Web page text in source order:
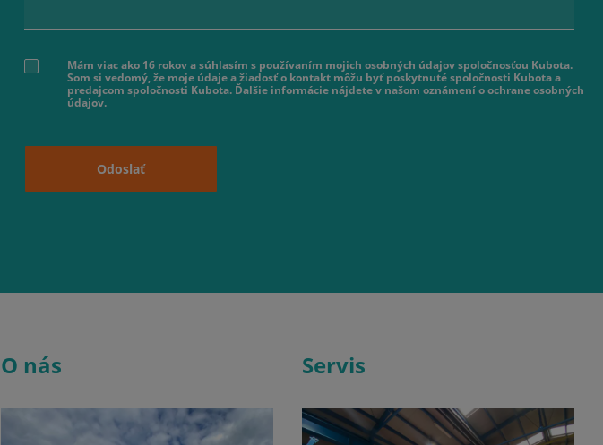
Mám viac ako 16 rokov a súhlasím s používaním mojich osobných údajov spoločnosťou Kubota.
Som si vedomý, že moje údaje a žiadosť o kontakt môžu byť poskytnuté spoločnosti Kubota a
predajcom spoločnosti Kubota. Ďalšie informácie nájdete v našom oznámení o ochrane osobných
údajov.
Odoslať
O nás Servis